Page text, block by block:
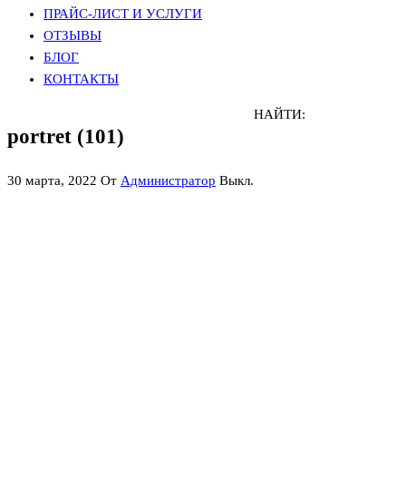
ПРАЙС-ЛИСТ И УСЛУГИ
ОТЗЫВЫ
БЛОГ
КОНТАКТЫ
portret (101)
30 марта, 2022 От Администратор Выкл.
НАЙТИ: